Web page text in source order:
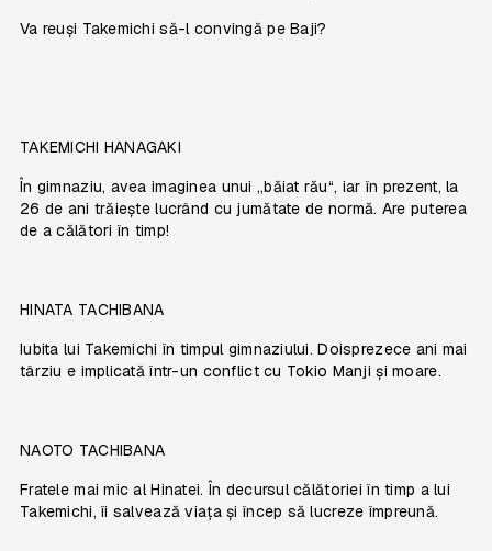
Va reuși Takemichi să-l convingă pe Baji?
TAKEMICHI HANAGAKI
În gimnaziu, avea imaginea unui „băiat rău“, iar în prezent, la
26 de ani trăiește lucrând cu jumătate de normă. Are puterea
de a călători în timp!
HINATA TACHIBANA
Iubita lui Takemichi în timpul gimnaziului. Doisprezece ani mai
târziu e implicată într-un conflict cu Tokio Manji și moare.
NAOTO TACHIBANA
Fratele mai mic al Hinatei. În decursul călătoriei în timp a lui
Takemichi, îi salvează viața și încep să lucreze împreună.